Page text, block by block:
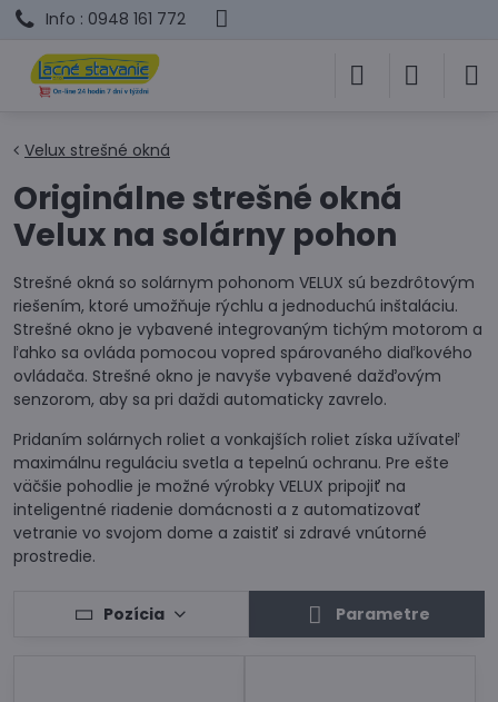
Info : 0948 161 772
Velux strešné okná
Originálne strešné okná
Velux na solárny pohon
Strešné okná so solárnym pohonom VELUX sú bezdrôtovým
riešením, ktoré umožňuje rýchlu a jednoduchú inštaláciu.
Strešné okno je vybavené integrovaným tichým motorom a
ľahko sa ovláda pomocou vopred spárovaného diaľkového
ovládača. Strešné okno je navyše vybavené dažďovým
senzorom, aby sa pri daždi automaticky zavrelo.
Pridaním solárnych roliet a vonkajších roliet získa užívateľ
maximálnu reguláciu svetla a tepelnú ochranu. Pre ešte
väčšie pohodlie je možné výrobky VELUX pripojiť na
inteligentné riadenie domácnosti a z automatizovať
vetranie vo svojom dome a zaistiť si zdravé vnútorné
prostredie.
Pozícia Parametre